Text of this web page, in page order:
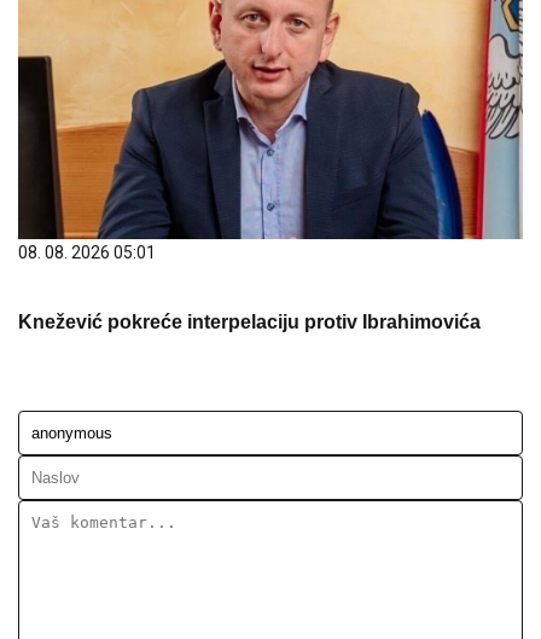
08. 08. 2026 05:01
Knežević pokreće interpelaciju protiv Ibrahimovića